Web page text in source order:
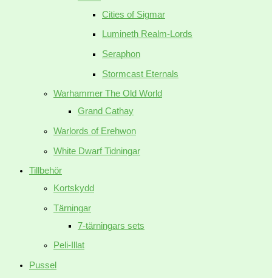
Cities of Sigmar
Lumineth Realm-Lords
Seraphon
Stormcast Eternals
Warhammer The Old World
Grand Cathay
Warlords of Erehwon
White Dwarf Tidningar
Tillbehör
Kortskydd
Tärningar
7-tärningars sets
Peli-Illat
Pussel